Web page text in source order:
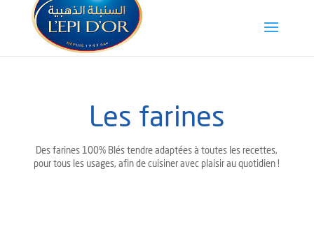
Les farines
Des farines 100% Blés tendre adaptées à toutes les recettes,
pour tous les usages, afin de cuisiner avec plaisir au quotidien !